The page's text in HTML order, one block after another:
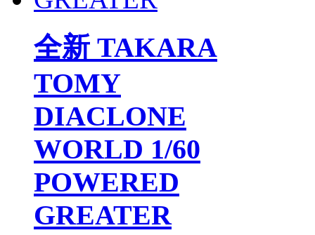
全新 TAKARA
TOMY
DIACLONE
WORLD 1/60
POWERED
GREATER